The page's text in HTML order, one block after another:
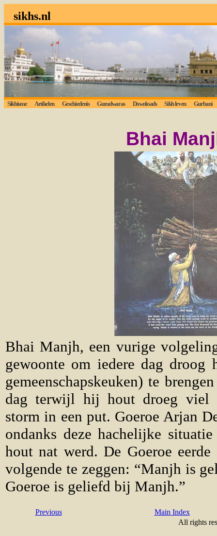
sikhs.nl
Sikhisme Artikelen Geschiedenis Gurudwaras Downloads Sikh leven Gurbani
Bhai
Bhai Manjh, een vurige
gewoonte om iedere dag droog
gemeenschapskeuken) te
dag terwijl hij hout droeg viel
storm in een put. Goeroe Arjan
ondanks deze hachelijke
hout nat werd. De Goeroe
volgende te zeggen: “Manjh is
Goeroe is geliefd bij Manjh.”
Previous
Main Index
All rights